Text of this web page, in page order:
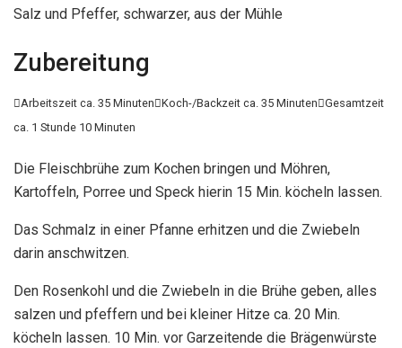
Salz und Pfeffer, schwarzer, aus der Mühle
Zubereitung
Arbeitszeit ca. 35 MinutenKoch-/Backzeit ca. 35 MinutenGesamtzeit
ca. 1 Stunde 10 Minuten
Die Fleischbrühe zum Kochen bringen und Möhren,
Kartoffeln, Porree und Speck hierin 15 Min. köcheln lassen.
Das Schmalz in einer Pfanne erhitzen und die Zwiebeln
darin anschwitzen.
Den Rosenkohl und die Zwiebeln in die Brühe geben, alles
salzen und pfeffern und bei kleiner Hitze ca. 20 Min.
köcheln lassen. 10 Min. vor Garzeitende die Brägenwürste